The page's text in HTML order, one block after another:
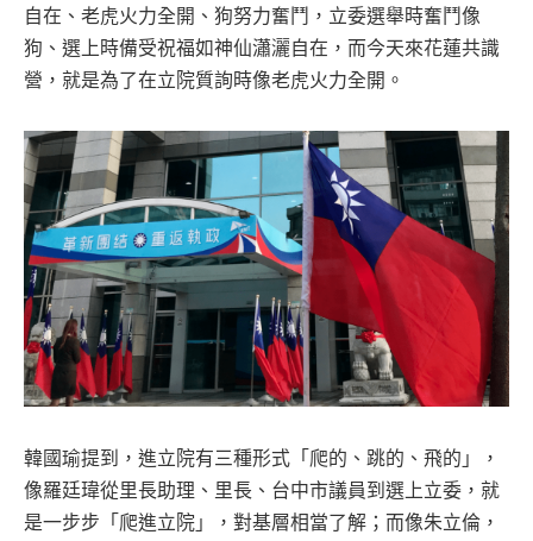
自在、老虎火力全開、狗努力奮鬥，立委選舉時奮鬥像
狗、選上時備受祝福如神仙瀟灑自在，而今天來花蓮共識
營，就是為了在立院質詢時像老虎火力全開。
韓國瑜提到，進立院有三種形式「爬的、跳的、飛的」，
像羅廷瑋從里長助理、里長、台中市議員到選上立委，就
是一步步「爬進立院」，對基層相當了解；而像朱立倫，